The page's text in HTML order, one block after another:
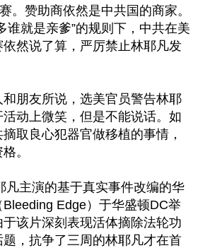
。赞助商依然是中共国的商家。
谁就是亲爹”的规则下，中共在美
依然说了算，严厉禁止林耶凡发
朋友所说，选美官员警告林耶
动上微笑，但是不能说话。如
取良心犯器官做移植的事情，
。
凡主演的基于真实事件改编的华
Edge）于华盛顿DC举
该片深刻表现活体摘除法轮功
，抗争了三周的林耶凡才在首